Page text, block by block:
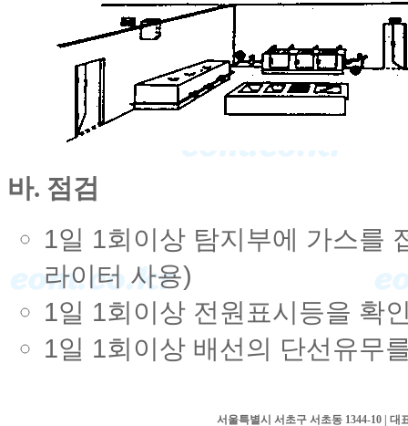
바. 점검
1일 1회이상 탐지부에 가스를
라이터 사용)
1일 1회이상 전원표시등을 확
1일 1회이상 배선의 단선유무
서울특별시 서초구 서초동 1344-10 | 대